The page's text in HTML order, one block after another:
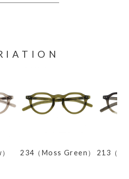
234（Moss Green）
213（